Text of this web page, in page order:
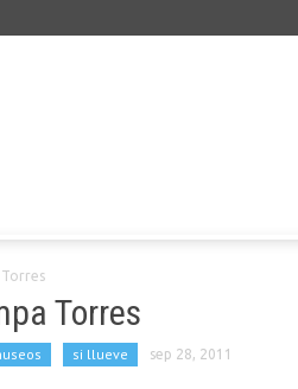
Torres
si llueve sep 28, 2011